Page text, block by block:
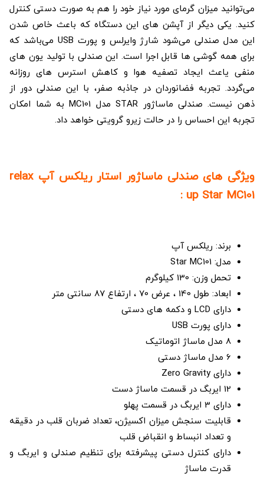
می‌توانید میزان گرمای مورد نیاز خود را هم به صورت دستی کنترل
کنید. یکی دیگر از آپشن‌ های این دستگاه که باعث خاص شدن
این مدل صندلی می‌شود شارژ وایرلس و پورت USB می‌باشد که
برای همه گوشی ها قابل اجرا است. این صندلی با تولید یون‌ های
منفی یاعث ایجاد تصفیه هوا و کاهش استرس‌ های روزانه
می‌گردد. تجربه فضانوردان در جاذبه صفر، با این صندلی دور از
ذهن نیست. صندلی ماساژور STAR مدل MC101 به شما امکان
تجربه این احساس را در حالت زیرو گرویتی خواهد داد.
ویژگی های صندلی ماساژور استار ریلکس آپ relax
up Star MC101 :
برند: ریلکس آپ
مدل: Star MC101
تحمل وزن: 130 کیلوگرم
ابعاد: طول 140 ، عرض 70 ، ارتفاع 87 سانتی متر
دارای LCD و دکمه های دستی
دارای پورت USB
8 مدل ماساژ اتوماتیک
6 مدل ماساژ دستی
دارای Zero Gravity
12 ایربگ در قسمت ماساژ دست
دارای 3 ایربگ در قسمت پهلو
قابلیت سنجش میزان اکسیژن، تعداد ضربان قلب در دقیقه
و تعداد انبساط و انقباض قلب
دارای کنترل دستی پیشرفته برای تنظیم صندلی و ایربگ و
قدرت ماساژ